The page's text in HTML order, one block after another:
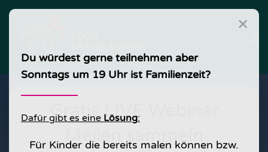
Gratis LIVE Webinar
Meilen sammeln
✕
Du würdest gerne teilnehmen aber
Sonntags um 19 Uhr ist Familienzeit?
Dafür gibt es eine Lösung:
Für Kinder die bereits malen können bzw.